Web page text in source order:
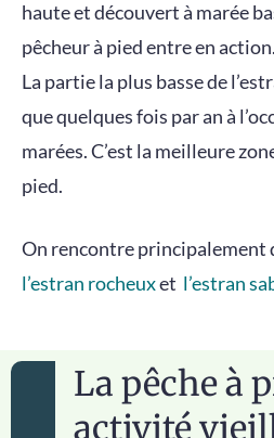
haute et découvert à marée
pêcheur à pied entre en action.
La partie la plus basse de
que quelques fois par an à
marées. C’est la meilleure
pied.
On rencontre principalement
l’estran rocheuxet l’estran
La pêche à
activité